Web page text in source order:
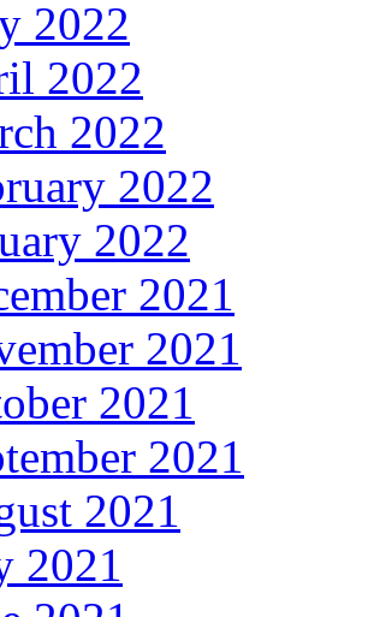
2022
2022
2022
2022
2022
2021
2021
2021
2021
2021
2021